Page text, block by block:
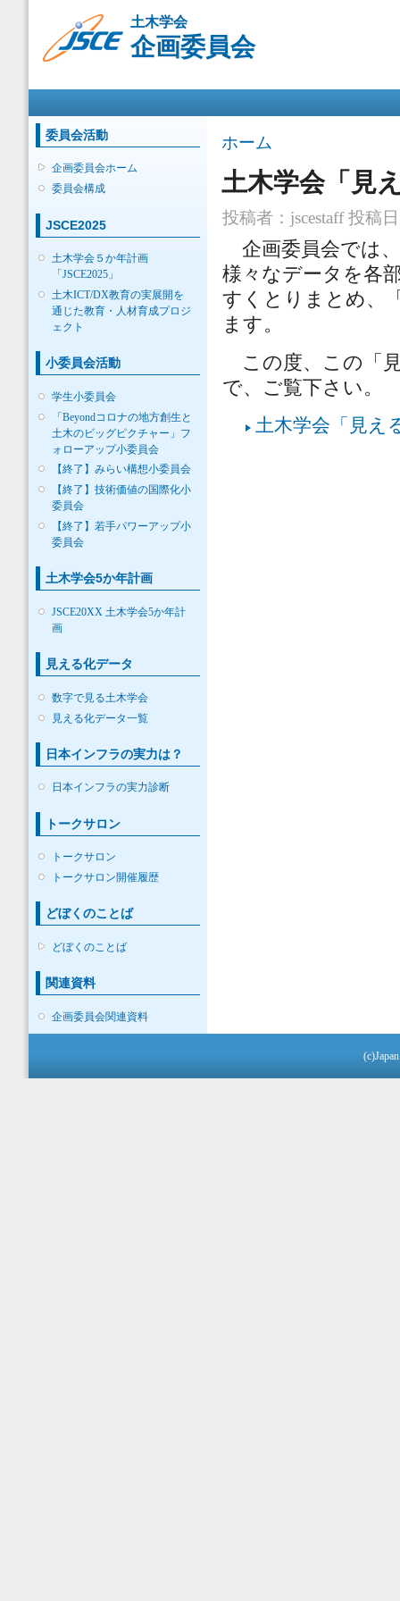
動
土木学会
企画委員会
委員会活動
企画委員会ホーム
委員会構成
JSCE2025
土木学会５か年計画
「JSCE2025」
土木ICT/DX教育の実展開を
通じた教育・人材育成プロジ
ェクト
小委員会活動
学生小委員会
「Beyondコロナの地方創生と
土木のビッグピクチャー」フ
ォローアップ小委員会
【終了】みらい構想小委員会
【終了】技術価値の国際化小
委員会
【終了】若手パワーアップ小
委員会
土木学会5か年計画
JSCE20XX 土木学会5か年計
画
見える化データ
数字で見る土木学会
見える化データ一覧
日本インフラの実力は？
日本インフラの実力診断
トークサロン
トークサロン
トークサロン開催履歴
どぼくのことば
どぼくのことば
関連資料
企画委員会関連資料
現在地
ホーム
土木学会「見
投稿者： jscestaff投稿日
企画委員会では
様々なデータを各
すくとりまとめ、
ます。
この度、この「
で、ご覧下さい。
土木学会「見え